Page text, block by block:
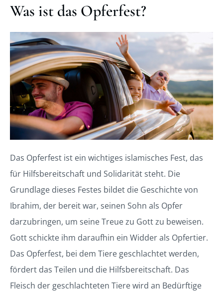
Was ist das Opferfest?
Das Opferfest ist ein wichtiges islamisches Fest, das
für Hilfsbereitschaft und Solidarität steht. Die
Grundlage dieses Festes bildet die Geschichte von
Ibrahim, der bereit war, seinen Sohn als Opfer
darzubringen, um seine Treue zu Gott zu beweisen.
Gott schickte ihm daraufhin ein Widder als Opfertier.
Das Opferfest, bei dem Tiere geschlachtet werden,
fördert das Teilen und die Hilfsbereitschaft. Das
Fleisch der geschlachteten Tiere wird an Bedürftige